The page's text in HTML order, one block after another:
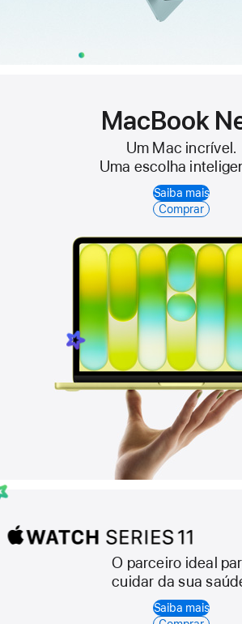
MacBook
Um Mac incrível.
Uma escolha
Saiba mais
Comprar
Watch
O parceiro ideal
cuidar da sua
Saiba mais